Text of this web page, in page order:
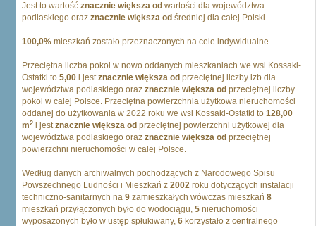
Jest to wartość znacznie większa od wartości dla województwa
podlaskiego oraz znacznie większa od średniej dla całej Polski.
100,0% mieszkań zostało przeznaczonych na cele indywidualne.
Przeciętna liczba pokoi w nowo oddanych mieszkaniach we wsi Kossaki-
Ostatki to 5,00 i jestznacznie większa od przeciętnej liczby izb dla
województwa podlaskiego oraz znacznie większa od przeciętnej liczby
pokoi w całej Polsce. Przeciętna powierzchnia użytkowa nieruchomości
oddanej do użytkowania w 2022 roku we wsi Kossaki-Ostatki to 128,00
m2 i jestznacznie większa od przeciętnej powierzchni użytkowej dla
województwa podlaskiego oraz znacznie większa od przeciętnej
powierzchni nieruchomości w całej Polsce.
Według danych archiwalnych pochodzących z Narodowego Spisu
Powszechnego Ludności i Mieszkań z 2002 roku dotyczących instalacji
techniczno-sanitarnych na 9 zamieszkałych wówczas mieszkań 8
mieszkań przyłączonych było do wodociągu, 5 nieruchomości
wyposażonych było w ustęp spłukiwany, 6 korzystało z centralnego